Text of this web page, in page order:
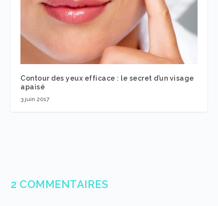
Contour des yeux efficace : le secret d’un visage
apaisé
3 juin 2017
2 COMMENTAIRES